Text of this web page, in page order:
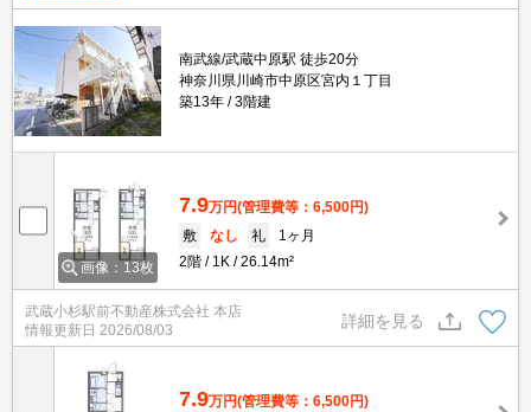
南武線/武蔵中原駅 徒歩20分
神奈川県川崎市中原区宮内１丁目
築13年
3階建
画像：13枚
7.9万円(管理費等：6,500円)
敷
なし 礼
1ヶ月
2階
1K 26.14m²
武蔵小杉駅前不動産株式会社 本店
情報更新日 2026/08/03
詳細を見る
7.9万円(管理費等：6,500円)